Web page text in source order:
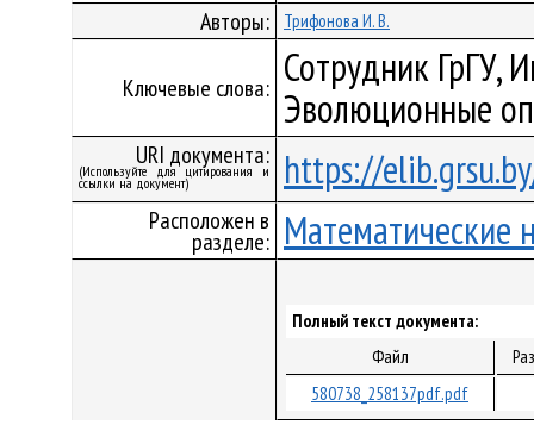
Авторы: Трифонова И. В.
Ключевые слова: Сотрудник ГрГУ,
Эволюционные
URI документа:
(Используйте для цитирования и
ссылки на документ) https://
Расположен в
разделе: Математические
Полный текст документа:
Файл
580738_258137pdf.pdf